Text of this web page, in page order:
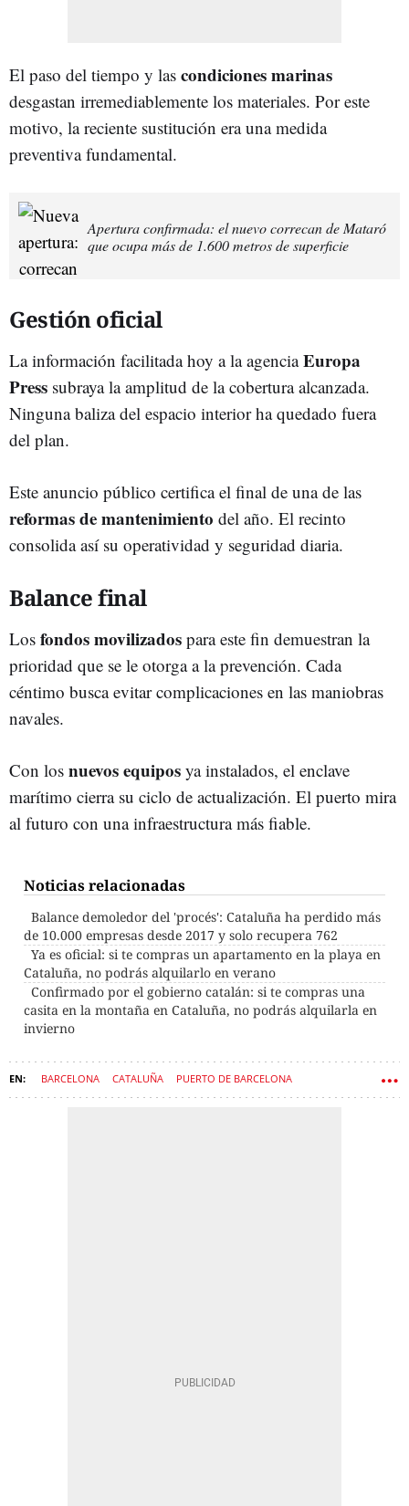
El paso del tiempo y las condiciones marinas
desgastan irremediablemente los materiales. Por este
motivo, la reciente sustitución era una medida
preventiva fundamental.
Apertura confirmada: el nuevo correcan de Mataró
que ocupa más de 1.600 metros de superficie
Gestión oficial
La información facilitada hoy a la agenciaEuropa
Press subraya la amplitud de la cobertura alcanzada.
Ninguna baliza del espacio interior ha quedado fuera
del plan.
Este anuncio público certifica el final de una de las
reformas de mantenimiento del año. El recinto
consolida así su operatividad y seguridad diaria.
Balance final
Los fondos movilizados para este fin demuestran la
prioridad que se le otorga a la prevención. Cada
céntimo busca evitar complicaciones en las maniobras
navales.
Con los nuevos equipos ya instalados, el enclave
marítimo cierra su ciclo de actualización. El puerto mira
al futuro con una infraestructura más fiable.
Noticias relacionadas
Balance demoledor del 'procés': Cataluña ha perdido más
de 10.000 empresas desde 2017 y solo recupera 762
Ya es oficial: si te compras un apartamento en la playa en
Cataluña, no podrás alquilarlo en verano
Confirmado por el gobierno catalán: si te compras una
casita en la montaña en Cataluña, no podrás alquilarla en
invierno
BARCELONA CATALUÑA PUERTO DE BARCELONA